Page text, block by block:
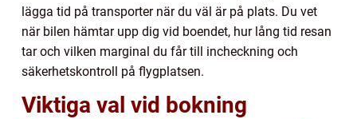
lägga tid på transporter när du väl är på plats. Du vet
när bilen hämtar upp dig vid boendet, hur lång tid resan
tar och vilken marginal du får till incheckning och
säkerhetskontroll på flygplatsen.
Viktiga val vid bokning